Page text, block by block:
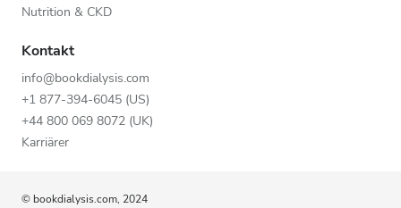
Nutrition & CKD
Kontakt
info@bookdialysis.com
+1 877-394-6045 (US)
+44 800 069 8072 (UK)
Karriärer
© bookdialysis.com, 2024